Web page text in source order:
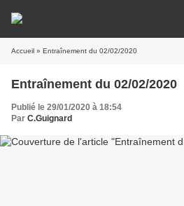
Accueil » Entraînement du 02/02/2020
Entraînement du 02/02/2020
Publié le 29/01/2020 à 18:54
Par C.Guignard